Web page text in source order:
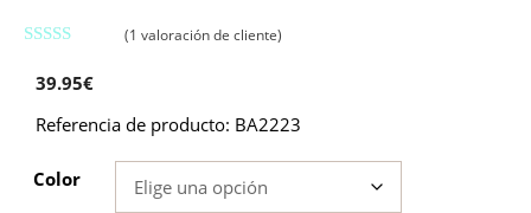
(1 valoración de cliente)
39.95€
Referencia de producto: BA2223
Color